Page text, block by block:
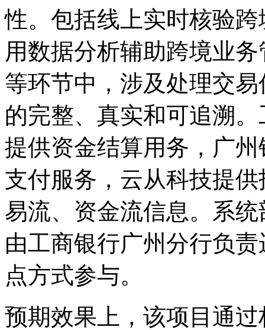
性。包括线上实时核验
用数据分析辅助跨境业
等环节中，涉及处理交
的完整、真实和可追溯
提供资金结算用务，广
支付服务，云从科技提
易流、资金流信息。系
由工商银行广州分行负
点方式参与。
预期效果上，该项目通